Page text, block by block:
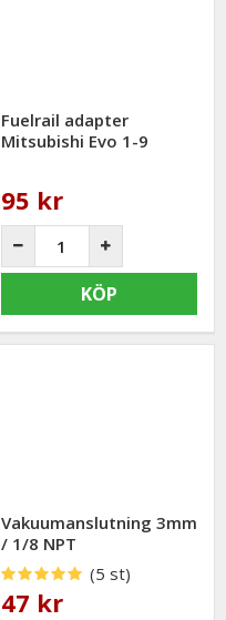
Fuelrail adapter
Mitsubishi Evo 1-9
95 kr
KÖP
Vakuumanslutning 3mm
/ 1/8 NPT
(5 st)
47 kr